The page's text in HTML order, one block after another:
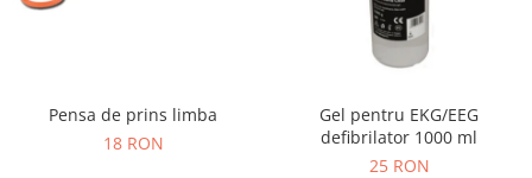
Pensa de prins limba
18 RON
Gel pentru EKG/EEG
defibrilator 1000 ml
25 RON